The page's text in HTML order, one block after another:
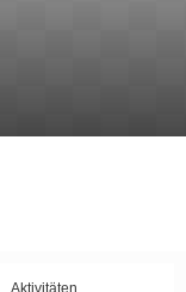
Aktivitäten